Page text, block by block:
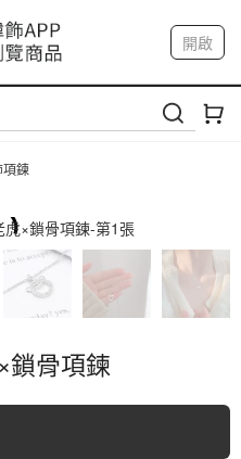
6 淡水捷運站
13 八里海巡基地
桃園青埔置地廣場
開啟
我的帳戶
項鍊
鎖骨項鍊